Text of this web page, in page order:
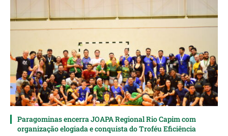
Paragominas encerra JOAPA Regional Rio Capim com
organização elogiada e conquista do Troféu Eficiência